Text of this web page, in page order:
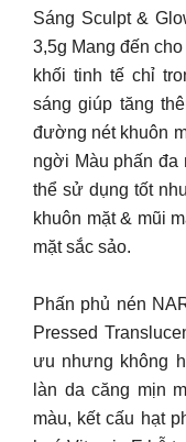
Sáng Sculpt &
3,5g Mang đến
khối tinh tế chỉ
sáng giúp tăng
đường nét khuôn
ngời Màu phấn đa
thể sử dụng tốt
khuôn mặt & mũi
mặt sắc sảo.
Phấn phủ nén
Pressed
ưu nhưng không
làn da căng mịn
màu, kết cấu hạt